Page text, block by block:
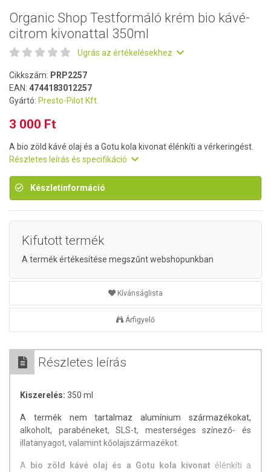
Organic Shop Testformáló krém bio kávé-
citrom kivonattal 350ml
Ugrás az értékelésekhez
Cikkszám: PRP2257
EAN: 4744183012257
Gyártó: Presto-Pilot Kft.
3 000 Ft
A bio zöld kávé olaj és a Gotu kola kivonat élénkíti a vérkeringést.
Részletes leírás és specifikáció
Készletinformáció
Kifutott termék
A termék értékesítése megszűnt webshopunkban
Kívánságlista
Árfigyelő
Részletes leírás
Kiszerelés: 350 ml
A termék nem tartalmaz alumínium származékokat,
alkoholt, parabéneket, SLS-t, mesterséges színező- és
illatanyagot, valamint kőolajszármazékot.
A bio zöld kávé olaj és a Gotu kola kivonat élénkíti a